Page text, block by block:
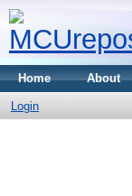
Home About
Login